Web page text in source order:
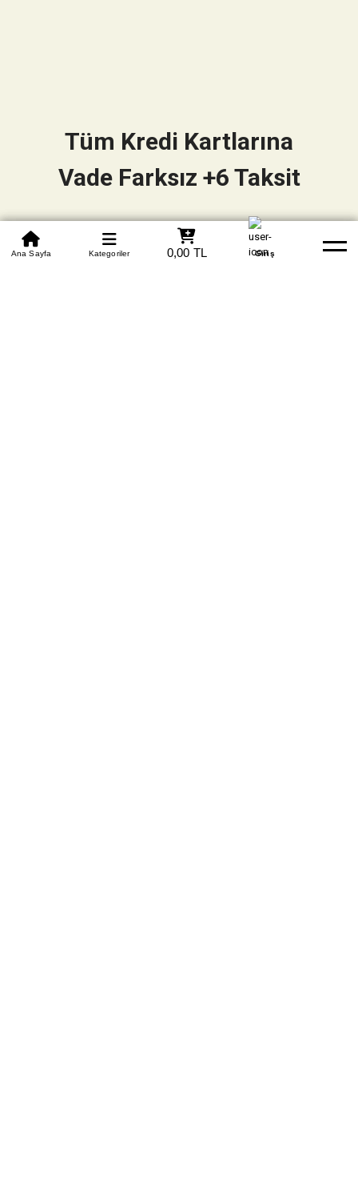
0850 305 09 70
Beden Tablosu Banka Hesapları Whatsapp Yardım
Ana Sayfa Kategoriler 0,00 TL Giriş
Tüm Kredi Kartlarına
Vade Farksız +6 Taksit